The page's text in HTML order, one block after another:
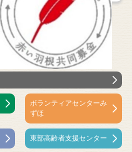
ボランティアセンターみ
ずほ
東部高齢者支援センター